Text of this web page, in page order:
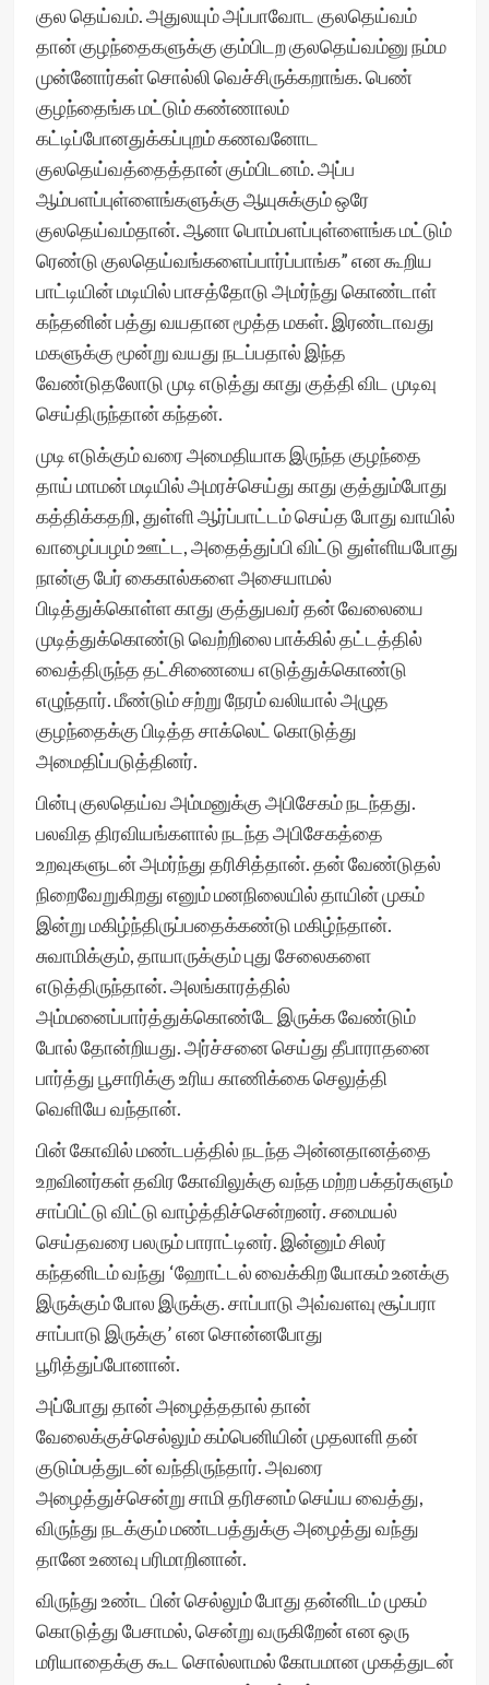
குல தெய்வம். அதுலயும் அப்பாவோட குலதெய்வம்
தான் குழந்தைகளுக்கு கும்பிடற குலதெய்வம்னு நம்ம
முன்னோர்கள் சொல்லி வெச்சிருக்கறாங்க. பெண்
குழந்தைங்க மட்டும் கண்ணாலம்
கட்டிப்போனதுக்கப்புறம் கணவனோட
குலதெய்வத்தைத்தான் கும்பிடனம். அப்ப
ஆம்பளப்புள்ளைங்களுக்கு ஆயுசுக்கும் ஒரே
குலதெய்வம்தான். ஆனா பொம்பளப்புள்ளைங்க மட்டும்
ரெண்டு குலதெய்வங்களைப்பார்ப்பாங்க” என கூறிய
பாட்டியின் மடியில் பாசத்தோடு அமர்ந்து கொண்டாள்
கந்தனின் பத்து வயதான மூத்த மகள். இரண்டாவது
மகளுக்கு மூன்று வயது நடப்பதால் இந்த
வேண்டுதலோடு முடி எடுத்து காது குத்தி விட முடிவு
செய்திருந்தான் கந்தன்.
முடி எடுக்கும் வரை அமைதியாக இருந்த குழந்தை
தாய் மாமன் மடியில் அமரச்செய்து காது குத்தும்போது
கத்திக்கதறி, துள்ளி ஆர்ப்பாட்டம் செய்த போது வாயில்
வாழைப்பழம் ஊட்ட, அதைத்துப்பி விட்டு துள்ளியபோது
நான்கு பேர் கைகால்களை அசையாமல்
பிடித்துக்கொள்ள காது குத்துபவர் தன் வேலையை
முடித்துக்கொண்டு வெற்றிலை பாக்கில் தட்டத்தில்
வைத்திருந்த தட்சிணையை எடுத்துக்கொண்டு
எழுந்தார். மீண்டும் சற்று நேரம் வலியால் அழுத
குழந்தைக்கு பிடித்த சாக்லெட் கொடுத்து
அமைதிப்படுத்தினர்.
பின்பு குலதெய்வ அம்மனுக்கு அபிசேகம் நடந்தது.
பலவித திரவியங்களால் நடந்த அபிசேகத்தை
உறவுகளுடன் அமர்ந்து தரிசித்தான். தன் வேண்டுதல்
நிறைவேறுகிறது எனும் மனநிலையில் தாயின் முகம்
இன்று மகிழ்ந்திருப்பதைக்கண்டு மகிழ்ந்தான்.
சுவாமிக்கும், தாயாருக்கும் புது சேலைகளை
எடுத்திருந்தான். அலங்காரத்தில்
அம்மனைப்பார்த்துக்கொண்டே இருக்க வேண்டும்
போல் தோன்றியது. அர்ச்சனை செய்து தீபாராதனை
பார்த்து பூசாரிக்கு உரிய காணிக்கை செலுத்தி
வெளியே வந்தான்.
பின் கோவில் மண்டபத்தில் நடந்த அன்னதானத்தை
உறவினர்கள் தவிர கோவிலுக்கு வந்த மற்ற பக்தர்களும்
சாப்பிட்டு விட்டு வாழ்த்திச்சென்றனர். சமையல்
செய்தவரை பலரும் பாராட்டினர். இன்னும் சிலர்
கந்தனிடம் வந்து ‘ஹோட்டல் வைக்கிற யோகம் உனக்கு
இருக்கும் போல இருக்கு. சாப்பாடு அவ்வளவு சூப்பரா
சாப்பாடு இருக்கு’ என சொன்னபோது
பூரித்துப்போனான்.
அப்போது தான் அழைத்ததால் தான்
வேலைக்குச்செல்லும் கம்பெனியின் முதலாளி தன்
குடும்பத்துடன் வந்திருந்தார். அவரை
அழைத்துச்சென்று சாமி தரிசனம் செய்ய வைத்து,
விருந்து நடக்கும் மண்டபத்துக்கு அழைத்து வந்து
தானே உணவு பரிமாறினான்.
விருந்து உண்ட பின் செல்லும் போது தன்னிடம் முகம்
கொடுத்து பேசாமல், சென்று வருகிறேன் என ஒரு
மரியாதைக்கு கூட சொல்லாமல் கோபமான முகத்துடன்